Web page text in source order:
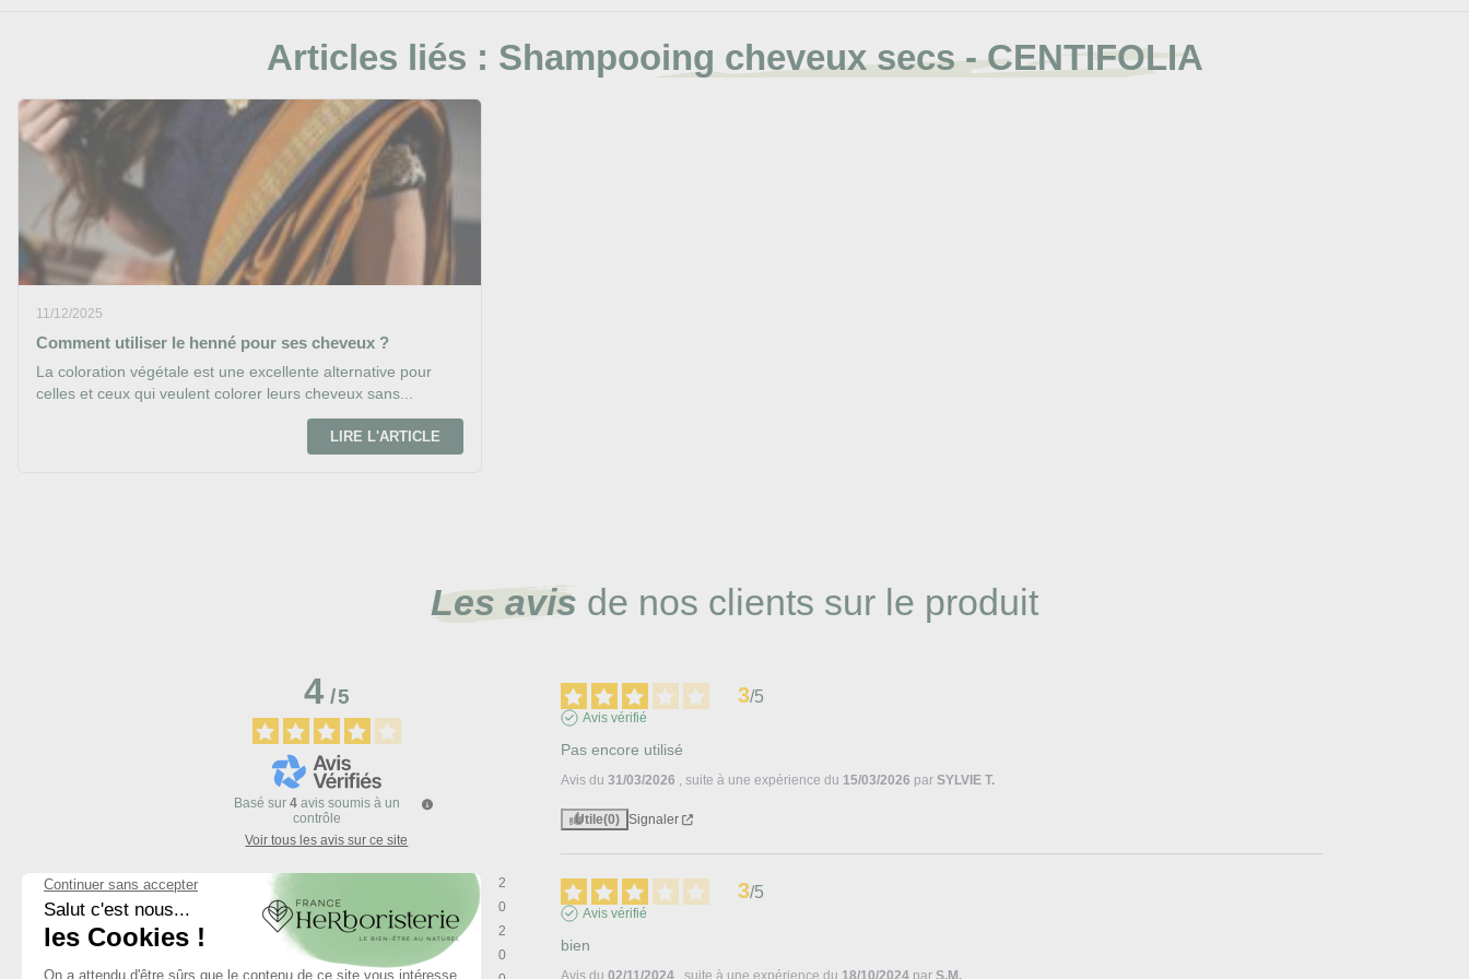
Articles liés : Shampooing cheveux secs - CENTIFOLIA
11/12/2025
Comment utiliser le henné pour ses cheveux ?
La coloration végétale est une excellente alternative pour
celles et ceux qui veulent colorer leurs cheveux sans...
LIRE L'ARTICLE
Les avis de nos clients sur le produit
4/5
Basé sur 4 avis soumis à un
contrôle
Voir tous les avis sur ce site
5étoiles
2
4étoiles
0
3étoiles
2
0
3/5
Avis vérifié
Pas encore utilisé
Avis du 31/03/2026 , suite à une expérience du 15/03/2026 par SYLVIE T.
Utile(0) Signaler
3/5
Avis vérifié
bien
Avis du 02/11/2024 , suite à une expérience du 18/10/2024 par S.M.